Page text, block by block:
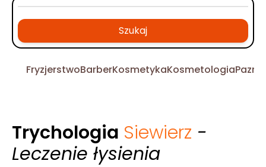
Szukaj
FryzjerstwoBarberKosmetykaKosmetologia
Trychologia Siewierz -
Leczenie łysienia